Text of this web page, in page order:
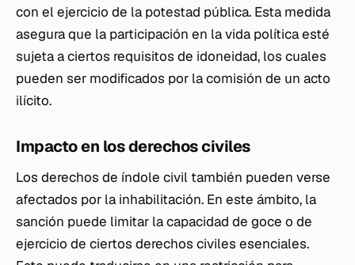
con el ejercicio de la potestad pública. Esta medida
asegura que la participación en la vida política esté
sujeta a ciertos requisitos de idoneidad, los cuales
pueden ser modificados por la comisión de un acto
ilícito.
Impacto en los derechos civiles
Los derechos de índole civil también pueden verse
afectados por la inhabilitación. En este ámbito, la
sanción puede limitar la capacidad de goce o de
ejercicio de ciertos derechos civiles esenciales.